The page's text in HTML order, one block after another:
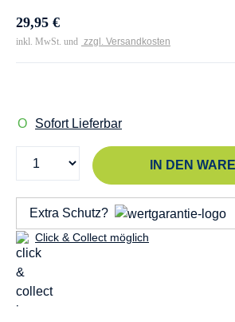
29,95 €
inkl. MwSt. und zzgl. Versandkosten
Sofort Lieferbar
IN DEN
Extra Schutz?
Click & Collect möglich